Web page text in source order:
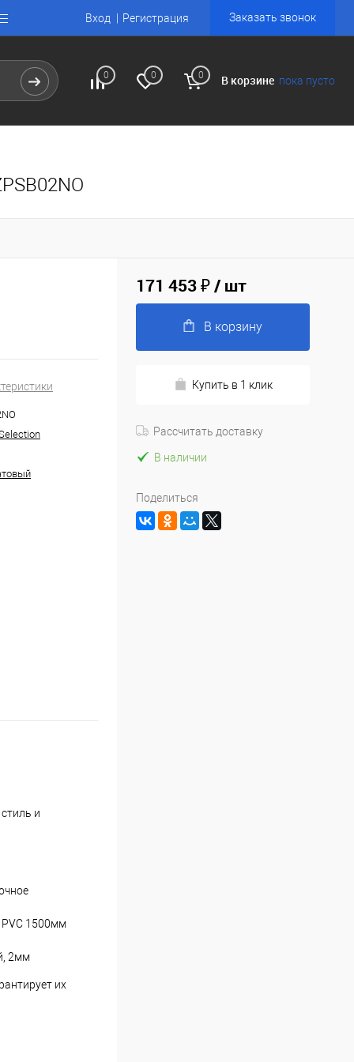
Вход Регистрация Заказать звонок
0 0 0 В корзине пока пусто
и
PVC 1500мм
2мм
их
171 453 ₽/ шт
В корзину
Купить в 1 клик
Рассчитать доставку
В наличии
Поделиться